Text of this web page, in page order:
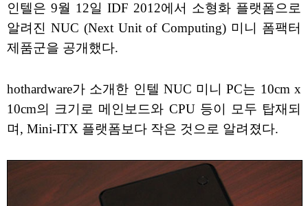
인텔은 9월 12일 IDF 2012에서 소형화 플랫폼으로
알려진 NUC (Next Unit of Computing) 미니 폼팩터
제품군을 공개했다.
hothardware가 소개한 인텔 NUC 미니 PC는 10cm x
10cm의 크기로 메인보드와 CPU 등이 모두 탑재되
며, Mini-ITX 플랫폼보다 작은 것으로 알려졌다.